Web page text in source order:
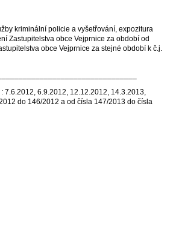
kriminální policie a vyšetřování, expozitura
Zastupitelstva obce Vejprnice za období od
obce Vejprnice za stejné období k č.j.
7.6.2012, 6.9.2012, 12.12.2012, 14.3.2013,
do 146/2012 a od čísla 147/2013 do čísla